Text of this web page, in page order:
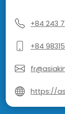
+84 243
+84
https://